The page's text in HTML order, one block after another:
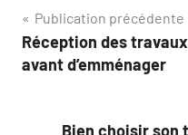
Navigation
de
Publication précédente
Réception des
avant d’emménager
Bien choisir son